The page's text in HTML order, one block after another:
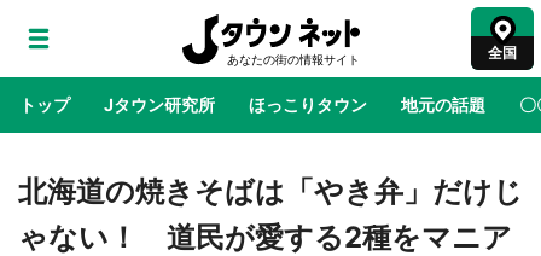
全国
トップ Jタウン研究所 ほっこりタウン 地元の話題 〇
地域×二次元 絶景 あの時はありがとう 物語がはじ
北海道の焼きそばは「やき弁」だけじ
ゃない！ 道民が愛する2種をマニア